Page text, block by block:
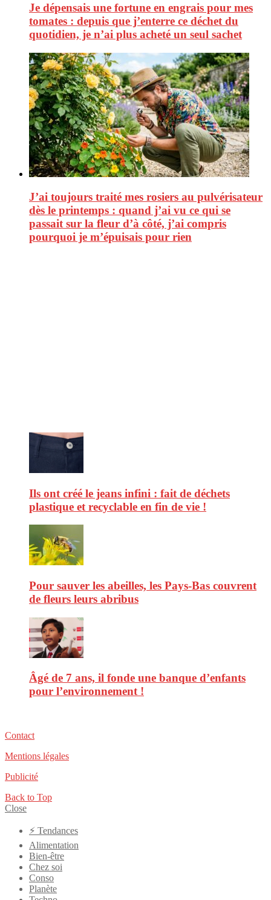
Je dépensais une fortune en engrais pour mes
tomates : depuis que j’enterre ce déchet du
quotidien, je n’ai plus acheté un seul sachet
J’ai toujours traité mes rosiers au pulvérisateur
dès le printemps : quand j’ai vu ce qui se
passait sur la fleur d’à côté, j’ai compris
pourquoi je m’épuisais pour rien
Ils ont créé le jeans infini : fait de déchets
plastique et recyclable en fin de vie !
Pour sauver les abeilles, les Pays-Bas couvrent
de fleurs leurs abribus
Âgé de 7 ans, il fonde une banque d’enfants
pour l’environnement !
Contact
Mentions légales
Publicité
Back to Top
Close
⚡️ Tendances
Alimentation
Bien-être
Chez soi
Conso
Planète